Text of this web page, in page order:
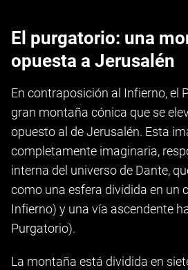
El purgatorio: una
opuesta a Jerusalén
En contraposición al Infierno, el
gran montaña cónica que se
opuesto al de Jerusalén. Esta
completamente imaginaria,
interna del universo de Dante,
como una esfera dividida en un
Infierno) y una vía ascendente
Purgatorio).
La montaña está dividida en